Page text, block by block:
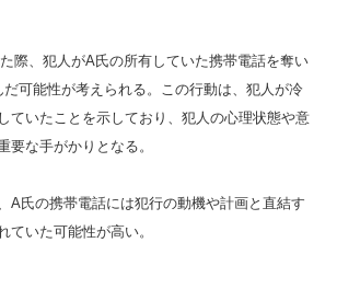
際、犯人がA氏の所有していた携帯電話を奪い
可能性が考えられる。この行動は、犯人が冷
ていたことを示しており、犯人の心理状態や意
要な手がかりとなる。
A氏の携帯電話には犯行の動機や計画と直結す
ていた可能性が高い。